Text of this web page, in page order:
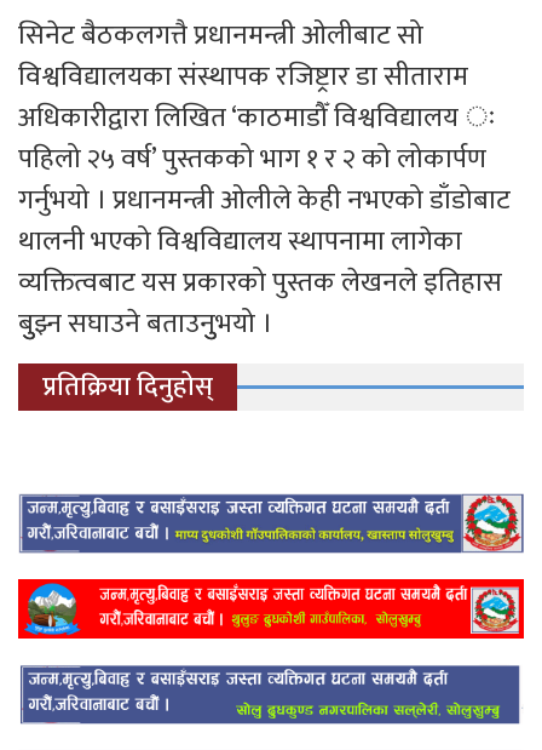
सिनेट बैठकलगत्तै प्रधानमन्त्री ओलीबाट सो
विश्वविद्यालयका संस्थापक रजिष्ट्रार डा सीताराम
अधिकारीद्वारा लिखित ‘काठमाडौँ विश्वविद्यालय ः
पहिलो २५ वर्ष’ पुस्तकको भाग १ र २ को लोकार्पण
गर्नुभयो । प्रधानमन्त्री ओलीले केही नभएको डाँडोबाट
थालनी भएको विश्वविद्यालय स्थापनामा लागेका
व्यक्तित्वबाट यस प्रकारको पुस्तक लेखनले इतिहास
बुुझ्न सघाउने बताउनुुभयो ।
प्रतिक्रिया दिनुहोस्